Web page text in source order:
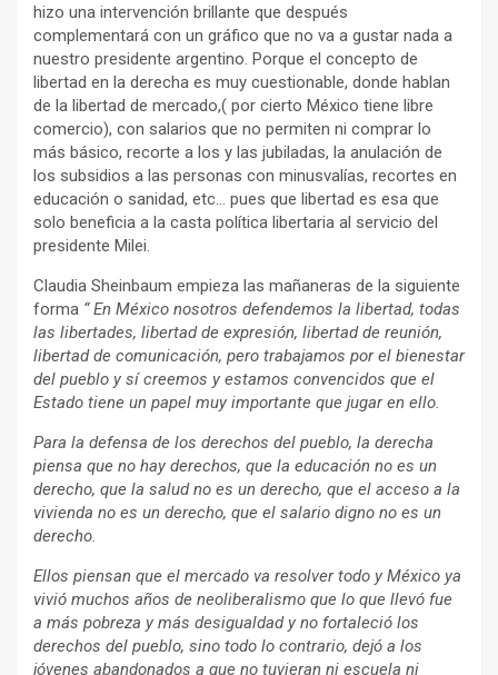
hizo una intervención brillante que después
complementará con un gráfico que no va a gustar nada a
nuestro presidente argentino. Porque el concepto de
libertad en la derecha es muy cuestionable, donde hablan
de la libertad de mercado,( por cierto México tiene libre
comercio), con salarios que no permiten ni comprar lo
más básico, recorte a los y las jubiladas, la anulación de
los subsidios a las personas con minusvalías, recortes en
educación o sanidad, etc… pues que libertad es esa que
solo beneficia a la casta política libertaria al servicio del
presidente Milei.
Claudia Sheinbaum empieza las mañaneras de la siguiente
forma “ En México nosotros defendemos la libertad, todas
las libertades, libertad de expresión, libertad de reunión,
libertad de comunicación, pero trabajamos por el bienestar
del pueblo y sí creemos y estamos convencidos que el
Estado tiene un papel muy importante que jugar en ello.
Para la defensa de los derechos del pueblo, la derecha
piensa que no hay derechos, que la educación no es un
derecho, que la salud no es un derecho, que el acceso a la
vivienda no es un derecho, que el salario digno no es un
derecho.
Ellos piensan que el mercado va resolver todo y México ya
vivió muchos años de neoliberalismo que lo que llevó fue
a más pobreza y más desigualdad y no fortaleció los
derechos del pueblo, sino todo lo contrario, dejó a los
jóvenes abandonados a que no tuvieran ni escuela ni